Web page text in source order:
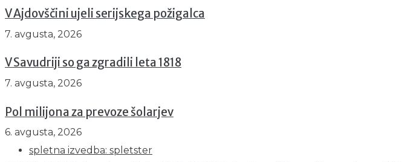
V Ajdovščini ujeli serijskega požigalca
7. avgusta, 2026
V Savudriji so ga zgradili leta 1818
7. avgusta, 2026
Pol milijona za prevoze šolarjev
6. avgusta, 2026
spletna izvedba: spletster